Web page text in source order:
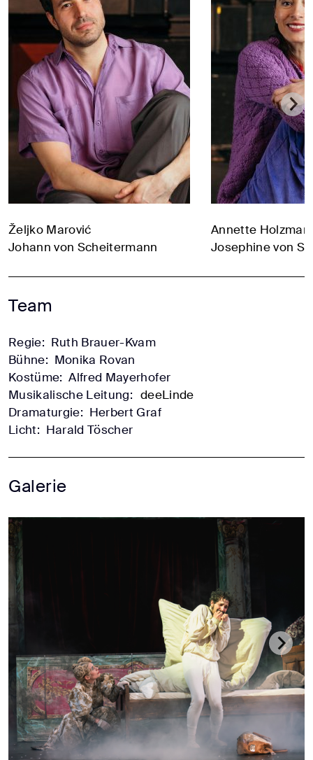
Željko Marović
Johann von Scheitermann
Annette
Josephine von
Team
Regie: Ruth Brauer-Kvam
Bühne: Monika Rovan
Kostüme: Alfred Mayerhofer
Musikalische Leitung: deeLinde
Dramaturgie: Herbert Graf
Licht: Harald Töscher
Galerie